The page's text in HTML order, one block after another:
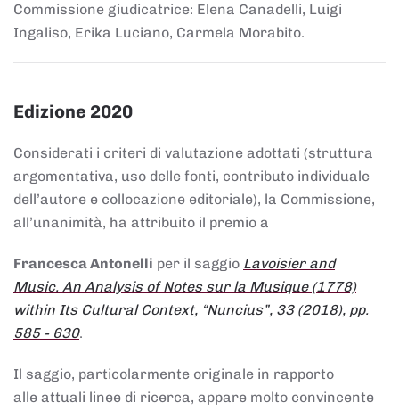
Commissione giudicatrice: Elena Canadelli, Luigi
Ingaliso, Erika Luciano, Carmela Morabito.
Edizione 2020
Considerati i criteri di valutazione adottati (struttura
argomentativa, uso delle fonti, contributo individuale
dell’autore e collocazione editoriale), la Commissione,
all’unanimità, ha attribuito il premio a
Francesca Antonelli per il saggio Lavoisier and
Music. An Analysis of Notes sur la Musique (1778)
within Its Cultural Context, “Nuncius”, 33 (2018), pp.
585 - 630.
Il saggio, particolarmente originale in rapporto
alle attuali linee di ricerca, appare molto convincente